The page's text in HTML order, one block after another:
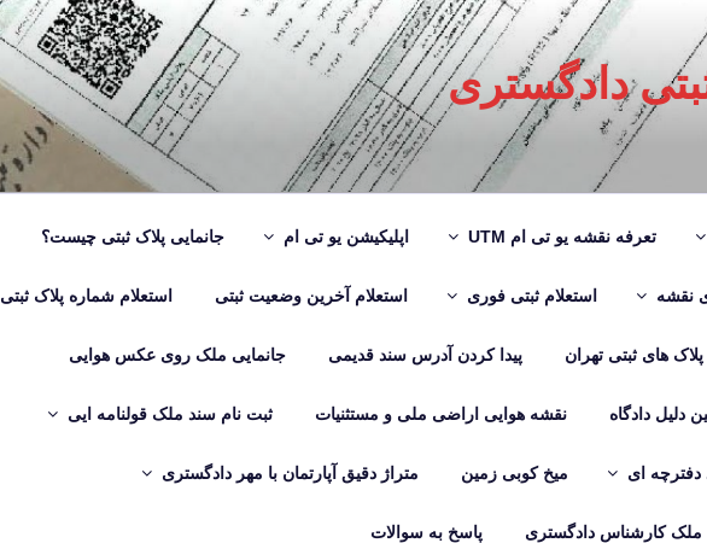
دادگستری
تعرفه نقشه یو تی ام UTM اپلیکیشن یو تی ام جانمایی پلاک ثبتی چیست؟
نقشه استعلام ثبتی فوری استعلام آخرین وضعیت ثبتی استعلام شماره پلاک ثبتی
های ثبتی تهران پیدا کردن آدرس سند قدیمی جانمایی ملک روی عکس هوایی
دلیل دادگاه نقشه هوایی اراضی ملی و مستثنیات ثبت نام سند ملک قولنامه ایی
ای میخ کوبی زمین متراژ دقیق آپارتمان با مهر دادگستری
ملک کارشناس دادگستری پاسخ به سوالات